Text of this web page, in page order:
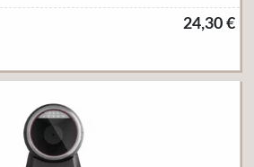
24,30 €